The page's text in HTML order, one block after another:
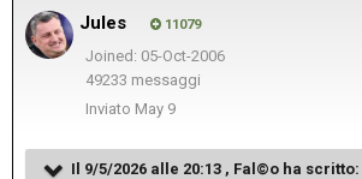
Jules 11079
Joined: 05-Oct-2006
49233 messaggi
Inviato May 9
Il 9/5/2026 alle 20:13 , Fal©o ha scritto: